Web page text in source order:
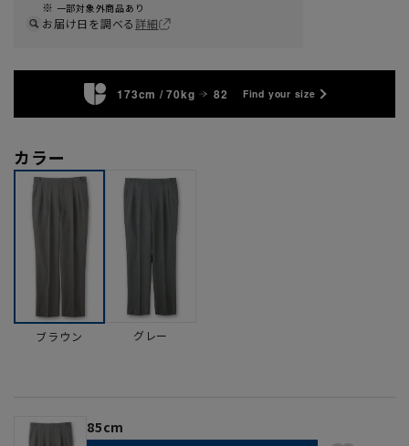
一部対象外商品あり
お届け日を調べる詳細
173cm / 70kg 82 Find your size
カラー
ブラウン グレー
85cm